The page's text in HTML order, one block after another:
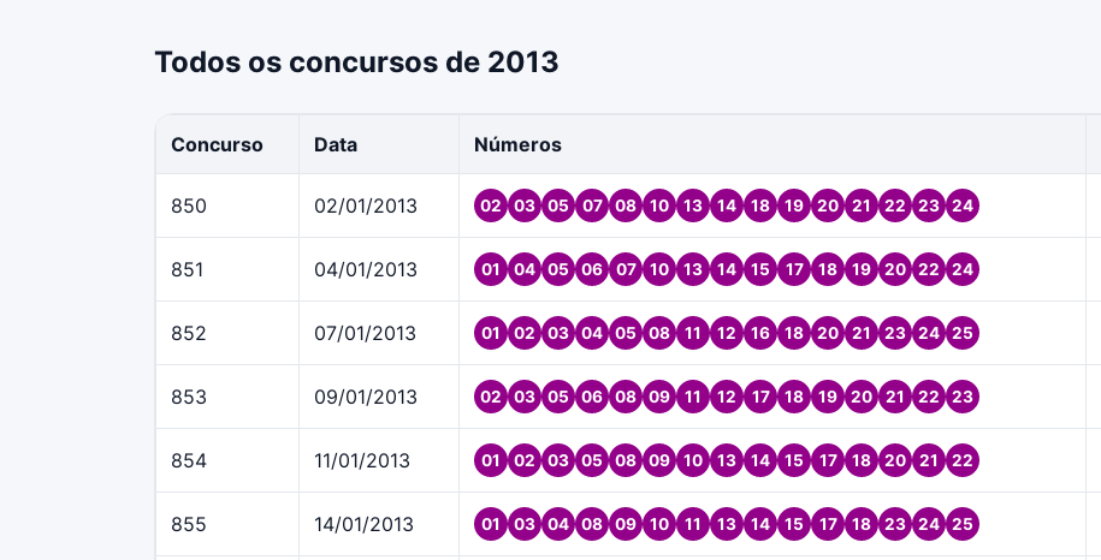
Todos os concursos de 2013
Concurso Data Números
850 02/01/2013 02 03 05 07 08 10 13 14 18 19 20 21 22 23 24
851 04/01/2013 01 04 05 06 07 10 13 14 15 17 18 19 20 22 24
852 07/01/2013 01 02 03 04 05 08 11 12 16 18 20 21 23 24 25
853 09/01/2013 02 03 05 06 08 09 11 12 17 18 19 20 21 22 23
854 11/01/2013 01 02 03 05 08 09 10 13 14 15 17 18 20 21 22
855 14/01/2013 01 03 04 08 09 10 11 13 14 15 17 18 23 24 25